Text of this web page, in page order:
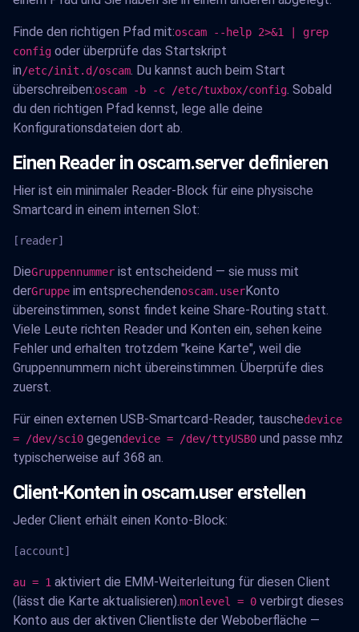
Finde den richtigen Pfad mit:oscam --help 2>&1 | grep
config oder überprüfe das Startskript
in/etc/init.d/oscam. Du kannst auch beim Start
überschreiben:oscam -b -c /etc/tuxbox/config. Sobald
du den richtigen Pfad kennst, lege alle deine
Konfigurationsdateien dort ab.
Einen Reader in oscam.server definieren
Hier ist ein minimaler Reader-Block für eine physische
Smartcard in einem internen Slot:
[reader]
DieGruppennummer ist entscheidend — sie muss mit
derGruppe im entsprechendenoscam.userKonto
übereinstimmen, sonst findet keine Share-Routing statt.
Viele Leute richten Reader und Konten ein, sehen keine
Fehler und erhalten trotzdem "keine Karte", weil die
Gruppennummern nicht übereinstimmen. Überprüfe dies
zuerst.
Für einen externen USB-Smartcard-Reader, tauschedevice
= /dev/sci0 gegendevice = /dev/ttyUSB0 und passe mhz
typischerweise auf 368 an.
Client-Konten in oscam.user erstellen
Jeder Client erhält einen Konto-Block:
[account]
au = 1 aktiviert die EMM-Weiterleitung für diesen Client
(lässt die Karte aktualisieren).monlevel = 0 verbirgt dieses
Konto aus der aktiven Clientliste der Weboberfläche —